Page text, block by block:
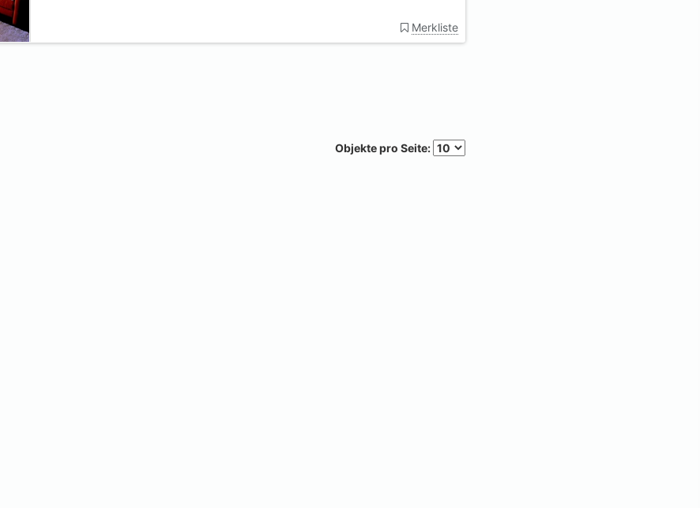
Merkliste
Objekte pro Seite: